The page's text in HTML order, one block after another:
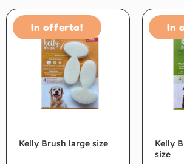
In offerta!
Kelly Brush large size
In
Kelly
size